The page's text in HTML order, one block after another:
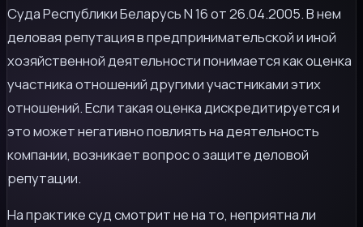
Суда Республики Беларусь N 16 от 26.04.2005. В нем
деловая репутация в предпринимательской и иной
хозяйственной деятельности понимается как оценка
участника отношений другими участниками этих
отношений. Если такая оценка дискредитируется и
это может негативно повлиять на деятельность
компании, возникает вопрос о защите деловой
репутации.
На практике суд смотрит не на то, неприятна ли